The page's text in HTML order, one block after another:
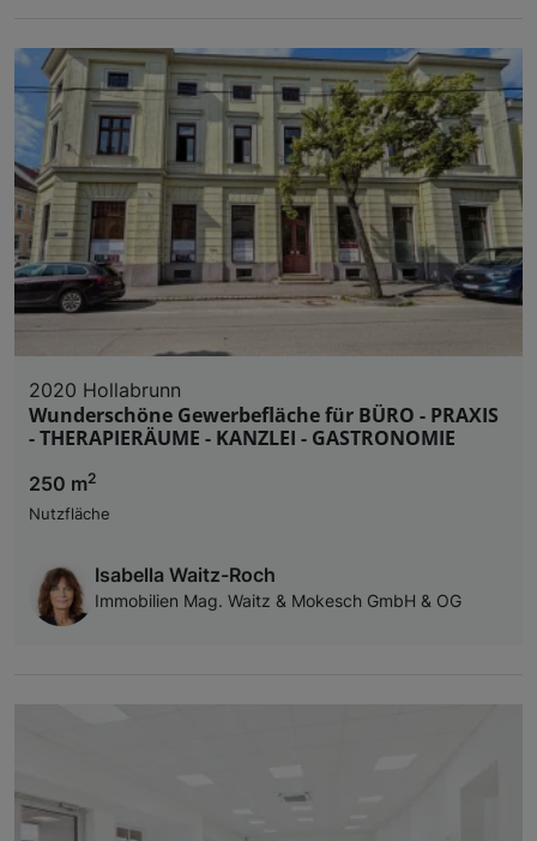
2020 Hollabrunn
Wunderschöne Gewerbefläche für BÜRO - PRAXIS
- THERAPIERÄUME - KANZLEI - GASTRONOMIE
250 m2
Nutzfläche
Isabella Waitz-Roch
Immobilien Mag. Waitz & Mokesch GmbH & OG